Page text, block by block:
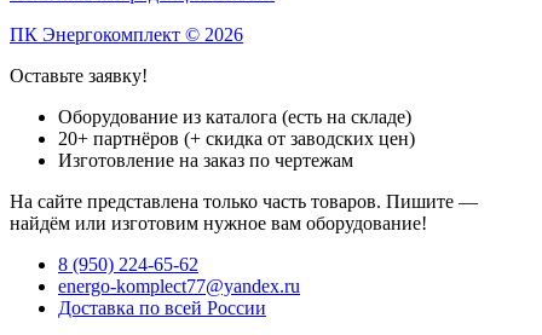
ПК Энергокомплект © 2026
Оставьте заявку!
Оборудование из каталога (есть на складе)
20+ партнёров (+ скидка от заводских цен)
Изготовление на заказ по чертежам
На сайте представлена только часть товаров. Пишите —
найдём или изготовим нужное вам оборудование!
8 (950) 224-65-62
energo-komplect77@yandex.ru
Доставка по всей России